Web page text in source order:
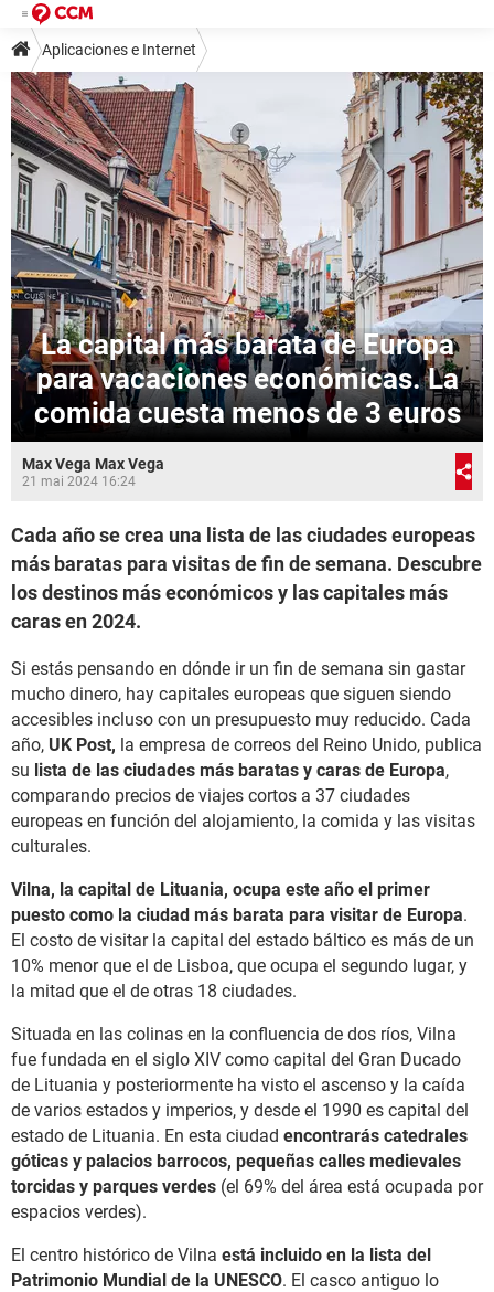
Aplicaciones e Internet
La capital más barata de Europa
para vacaciones económicas. La
comida cuesta menos de 3 euros
Max Vega Max Vega
21 mai 2024 16:24
Cada año se crea una lista de las ciudades europeas
más baratas para visitas de fin de semana. Descubre
los destinos más económicos y las capitales más
caras en 2024.
Si estás pensando en dónde ir un fin de semana sin gastar
mucho dinero, hay capitales europeas que siguen siendo
accesibles incluso con un presupuesto muy reducido. Cada
año, UK Post, la empresa de correos del Reino Unido, publica
su lista de las ciudades más baratas y caras de Europa,
comparando precios de viajes cortos a 37 ciudades
europeas en función del alojamiento, la comida y las visitas
culturales.
Vilna, la capital de Lituania, ocupa este año el primer
puesto como la ciudad más barata para visitar de Europa.
El costo de visitar la capital del estado báltico es más de un
10% menor que el de Lisboa, que ocupa el segundo lugar, y
la mitad que el de otras 18 ciudades.
Situada en las colinas en la confluencia de dos ríos, Vilna
fue fundada en el siglo XIV como capital del Gran Ducado
de Lituania y posteriormente ha visto el ascenso y la caída
de varios estados y imperios, y desde el 1990 es capital del
estado de Lituania. En esta ciudad encontrarás catedrales
góticas y palacios barrocos, pequeñas calles medievales
torcidas y parques verdes (el 69% del área está ocupada por
espacios verdes).
El centro histórico de Vilna está incluido en la lista del
Patrimonio Mundial de la UNESCO. El casco antiguo lo